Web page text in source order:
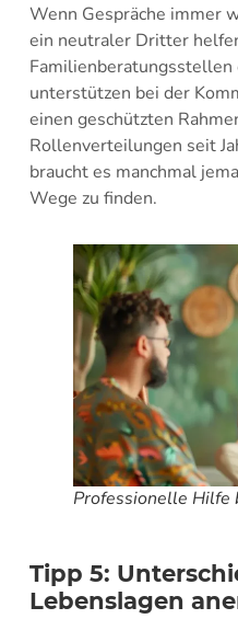
Wenn Gespräche immer
ein neutraler Dritter
Familienberatungsstellen
unterstützen bei der
einen geschützten
Rollenverteilungen seit
braucht es manchmal
Wege zu finden.
Professionelle Hilfe
Tipp 5:
Lebenslagen